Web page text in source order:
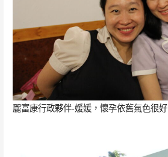
麗富康行政夥伴-媛媛，懷孕依舊氣色很好